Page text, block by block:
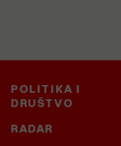
POLITIKA I
DRUŠTVO
RADAR